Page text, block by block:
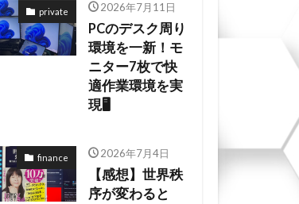
private 2026年7月11日
PCのデスク周り
環境を一新！モ
ニター7枚で快
適作業環境を実
現🖥️
finance 2026年7月4日
【感想】世界秩
序が変わると